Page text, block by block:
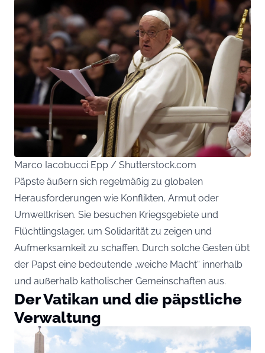
Marco Iacobucci Epp / Shutterstock.com
Päpste äußern sich regelmäßig zu globalen
Herausforderungen wie Konflikten, Armut oder
Umweltkrisen. Sie besuchen Kriegsgebiete und
Flüchtlingslager, um Solidarität zu zeigen und
Aufmerksamkeit zu schaffen. Durch solche Gesten übt
der Papst eine bedeutende „weiche Macht“ innerhalb
und außerhalb katholischer Gemeinschaften aus.
Der Vatikan und die päpstliche
Verwaltung